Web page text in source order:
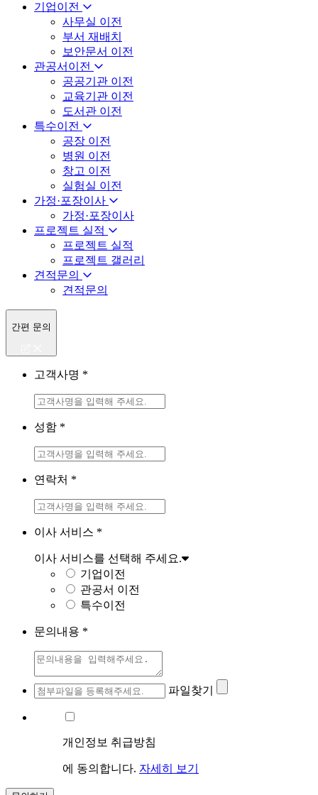
기업이전
사무실 이전
부서 재배치
보안문서 이전
관공서이전
공공기관 이전
교육기관 이전
도서관 이전
특수이전
공장 이전
병원 이전
창고 이전
실험실 이전
가정·포장이사
가정·포장이사
프로젝트 실적
프로젝트 실적
프로젝트 갤러리
견적문의
견적문의
간편 문의
고객사명 *
성함 *
연락처 *
이사 서비스 *
이사 서비스를 선택해 주세요.
기업이전
관공서 이전
특수이전
문의내용 *
파일찾기
개인정보 취급방침
에 동의합니다. 자세히 보기